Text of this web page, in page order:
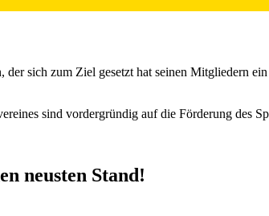
sich zum Ziel gesetzt hat seinen Mitgliedern
sind vordergründig auf die Förderung des
neusten Stand!